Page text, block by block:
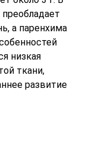
а паренхима
низкая
ткани,
развитие